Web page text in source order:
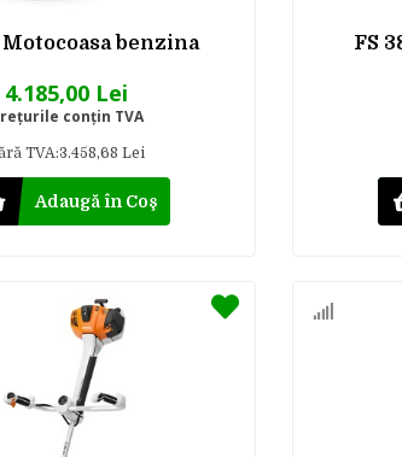
Motocoasa benzina
4.185,00 Lei
conţin TVA
TVA:3.458,68 Lei
Adaugă în Coş
FS